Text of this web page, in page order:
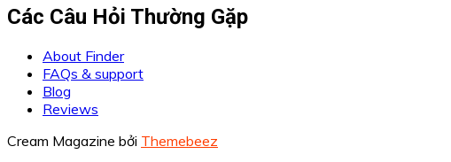
Các Câu Hỏi Thường Gặp
About Finder
FAQs & support
Blog
Reviews
Cream Magazine bởi Themebeez